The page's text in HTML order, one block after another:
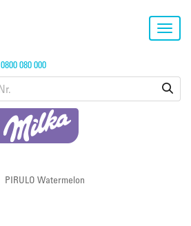
0800 080 000
PIRULO Watermelon